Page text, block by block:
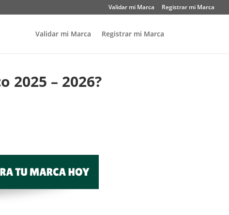
Validar mi Marca Registrar mi Marca
Validar mi Marca Registrar mi Marca
– 2026?